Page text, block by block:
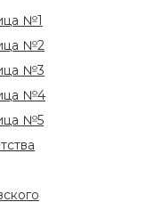
№1
№2
№3
№4
№5